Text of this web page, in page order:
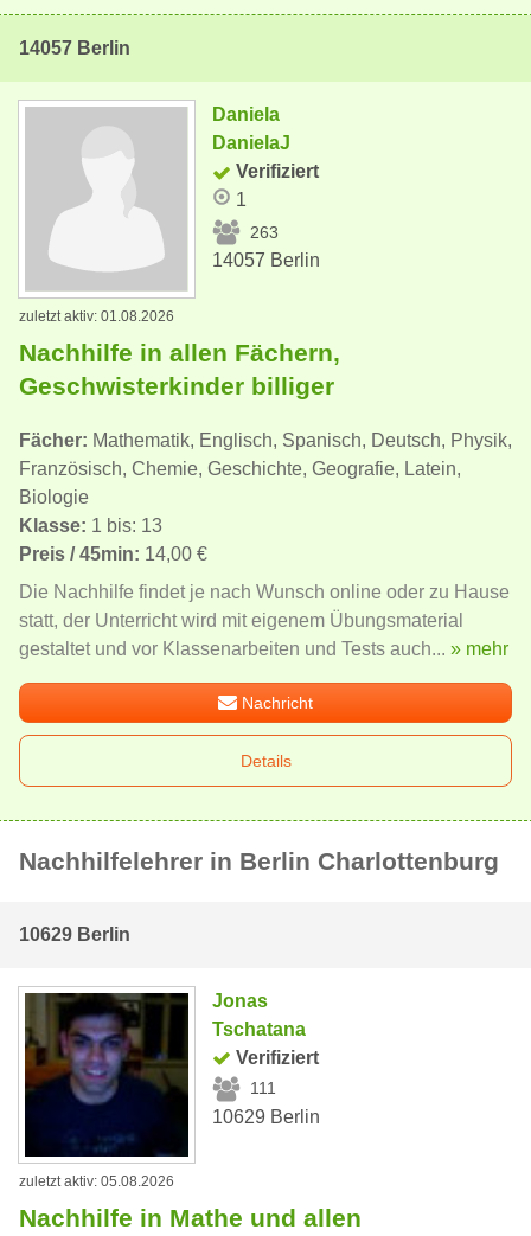
14057 Berlin
Daniela
DanielaJ
Verifiziert
1
263
14057 Berlin
zuletzt aktiv: 01.08.2026
Nachhilfe in allen Fächern,
Geschwisterkinder billiger
Fächer: Mathematik, Englisch, Spanisch, Deutsch, Physik,
Französisch, Chemie, Geschichte, Geografie, Latein,
Biologie
Klasse: 1 bis: 13
Preis / 45min: 14,00 €
Die Nachhilfe findet je nach Wunsch online oder zu Hause
statt, der Unterricht wird mit eigenem Übungsmaterial
gestaltet und vor Klassenarbeiten und Tests auch... » mehr
Nachricht
Details
Nachhilfelehrer in Berlin Charlottenburg
10629 Berlin
Jonas
Tschatana
Verifiziert
111
10629 Berlin
zuletzt aktiv: 05.08.2026
Nachhilfe in Mathe und allen